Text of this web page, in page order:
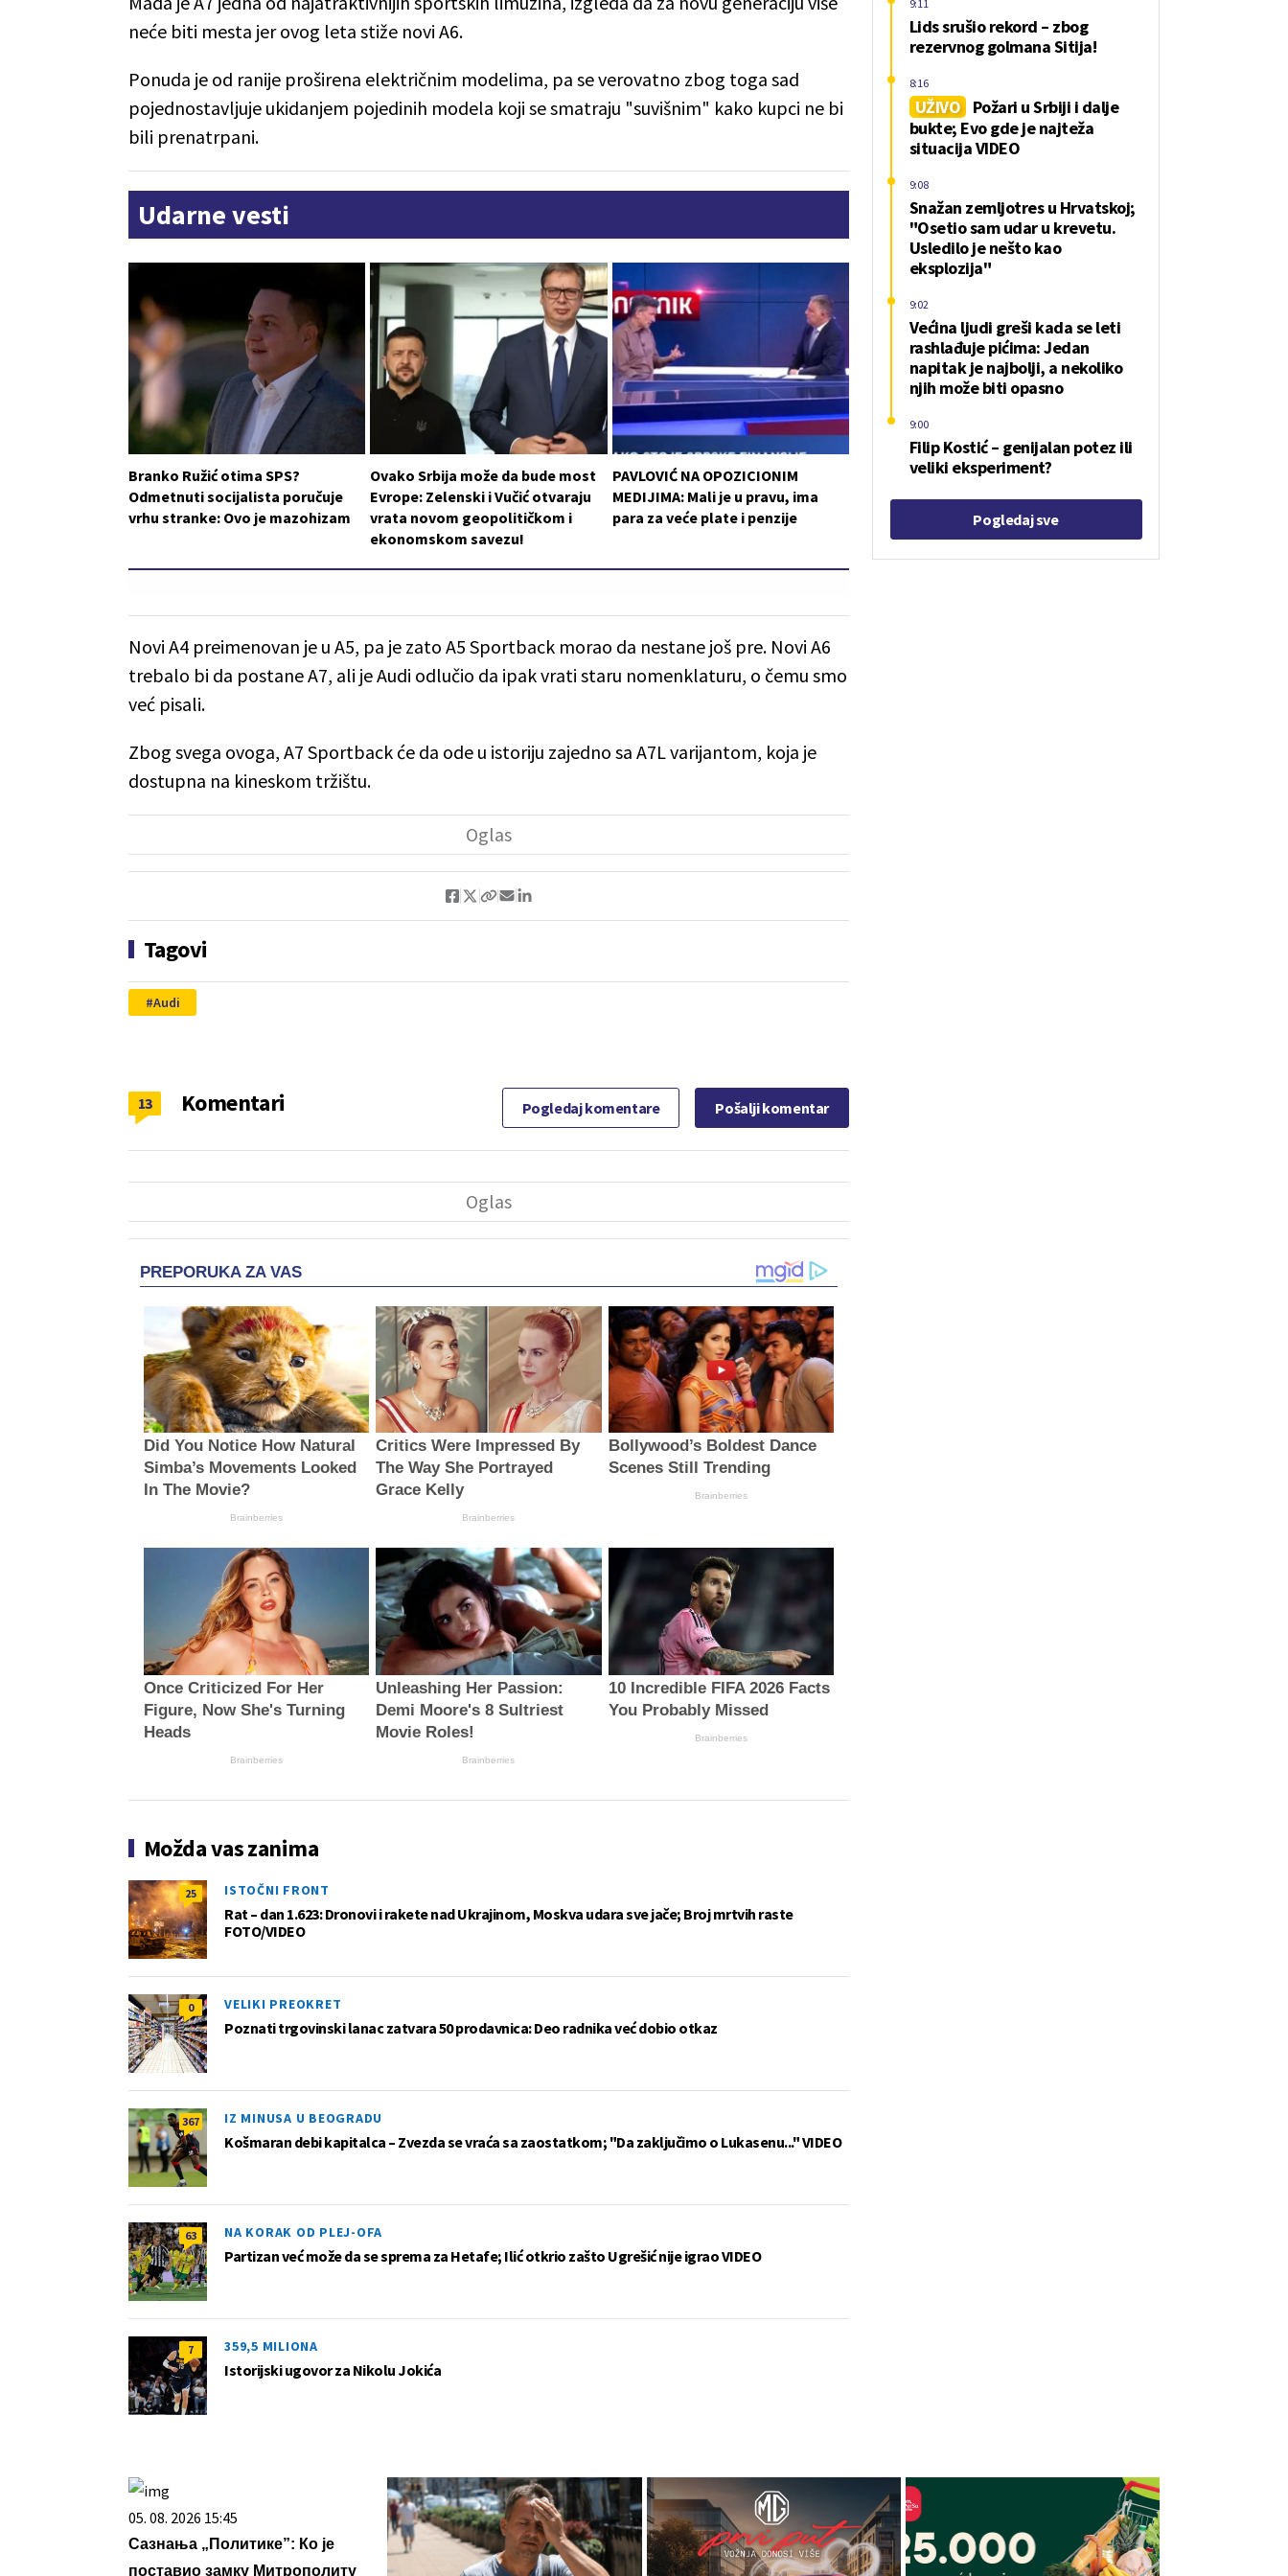
neće biti mesta jer ovog leta stiže novi A6.
Ponuda je od ranije proširena električnim modelima, pa se verovatno zbog toga sad
pojednostavljuje ukidanjem pojedinih modela koji se smatraju "suvišnim" kako kupci ne bi
bili prenatrpani.
Udarne vesti
Branko Ružić otima SPS?
Odmetnuti socijalista poručuje
vrhu stranke: Ovo je mazohizam
Ovako Srbija može da bude most
Evrope: Zelenski i Vučić otvaraju
vrata novom geopolitičkom i
ekonomskom savezu!
PAVLOVIĆ NA OPOZICIONIM
MEDIJIMA: Mali je u pravu, ima
para za veće plate i penzije
Novi A4 preimenovan je u A5, pa je zato A5 Sportback morao da nestane još pre. Novi A6
trebalo bi da postane A7, ali je Audi odlučio da ipak vrati staru nomenklaturu, o čemu smo
već pisali.
Zbog svega ovoga, A7 Sportback će da ode u istoriju zajedno sa A7L varijantom, koja je
dostupna na kineskom tržištu.
Tagovi
Audi
Komentari
13 Pogledaj komentare Pošalji komentar
PREPORUKA ZA VAS
Did You Notice How Natural
Simba’s Movements Looked
In The Movie?
Brainberries
Critics Were Impressed By
The Way She Portrayed
Grace Kelly
Brainberries
Bollywood’s Boldest Dance
Scenes Still Trending
Brainberries
Once Criticized For Her
Figure, Now She's Turning
Heads
Brainberries
Unleashing Her Passion:
Demi Moore's 8 Sultriest
Movie Roles!
Brainberries
10 Incredible FIFA 2026 Facts
You Probably Missed
Brainberries
Možda vas zanima
25 ISTOČNI FRONT
Rat – dan 1.623: Dronovi i rakete nad Ukrajinom, Moskva udara sve jače; Broj mrtvih raste
FOTO/VIDEO
0 VELIKI PREOKRET
Poznati trgovinski lanac zatvara 50 prodavnica: Deo radnika već dobio otkaz
367 IZ MINUSA U BEOGRADU
Košmaran debi kapitalca – Zvezda se vraća sa zaostatkom; "Da zaključimo o Lukasenu..." VIDEO
63 NA KORAK OD PLEJ-OFA
Partizan već može da se sprema za Hetafe; Ilić otkrio zašto Ugrešić nije igrao VIDEO
7 359,5 MILIONA
Istorijski ugovor za Nikolu Jokića
Lids srušio rekord – zbog
rezervnog golmana Sitija!
9:11
UŽIVO
Požari u Srbiji i dalje
bukte; Evo gde je najteža
situacija VIDEO
8:16
Snažan zemljotres u Hrvatskoj;
"Osetio sam udar u krevetu.
Usledilo je nešto kao
eksplozija"
9:08
Većina ljudi greši kada se leti
rashlađuje pićima: Jedan
napitak je najbolji, a nekoliko
njih može biti opasno
9:02
Filip Kostić – genijalan potez ili
veliki eksperiment?
9:00
Pogledaj sve
05. 08. 2026 15:45
Сазнања „Политике”: Ко је
поставио замку Митрополиту